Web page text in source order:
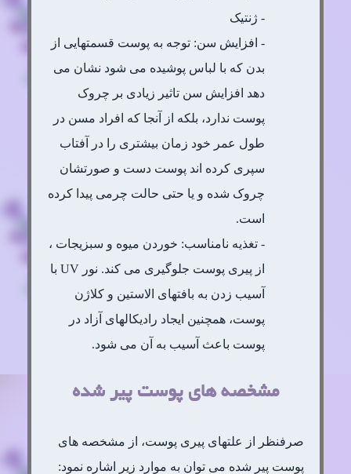
- ژنتیک
- افزایش سن: توجه به پوست قسمتهایی از
بدن که با لباس پوشیده می شود نشان می
دهد افزایش سن تاثیر زیادی بر چروک
پوست ندارد، بلکه از آنجا که افراد مسن در
طول عمر خود زمان بیشتری را در آفتاب
سپری کرده اند پوست دست و صورتشان
چروک شده و یا حتی حالت چرمی پیدا کرده
است.
- تغذیه نامناسب: خوردن میوه و سبزیجات ،
از پیری پوست جلوگیری می کند. نور UV با
آسیب زدن به بافتهای الاستین و کلاژن
پوست، همچنین ایجاد رادیکالهای آزاد در
پوست باعث آسیب به آن می شود.
مشخصه های پوست پیر شده
صرفنظر از علتهای پیری پوست، از مشخصه های
پوست پیر شده می توان به موارد زیر اشاره نمود: